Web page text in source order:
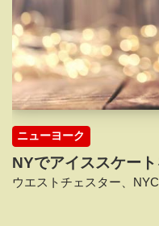
ニューヨーク
NYでアイススケート
ウエストチェスター、